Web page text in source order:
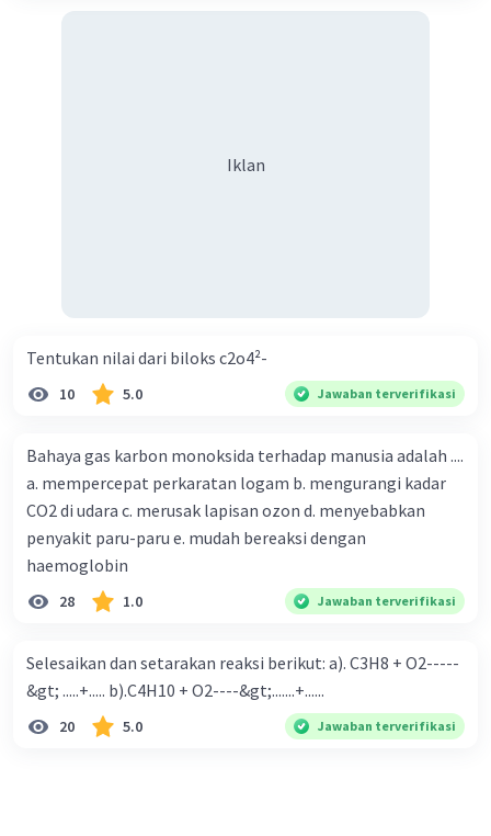
Iklan
Tentukan nilai dari biloks c2o4²-
10 5.0 Jawaban terverifikasi
Bahaya gas karbon monoksida terhadap manusia adalah ....
a. mempercepat perkaratan logam b. mengurangi kadar
CO2 di udara c. merusak lapisan ozon d. menyebabkan
penyakit paru-paru e. mudah bereaksi dengan
haemoglobin
28 1.0 Jawaban terverifikasi
Selesaikan dan setarakan reaksi berikut: a). C3H8 + O2-----
&gt; .....+..... b).C4H10 + O2----&gt;.......+......
20 5.0 Jawaban terverifikasi